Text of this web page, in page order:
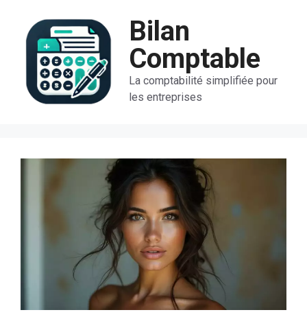
contenu
Bilan
Comptable
La comptabilité simplifiée pour
les entreprises